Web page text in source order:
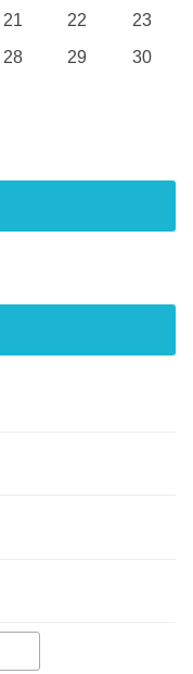
21 22
23
28 29
30